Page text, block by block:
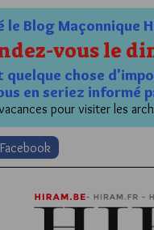
le Blog Maçonnique
vous le
quelque chose
en seriez informé
pour visiter les